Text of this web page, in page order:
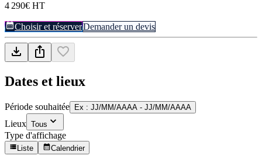
4 290€ HT
Choisir et réserverDemander un devis
Dates et lieux
Période souhaitée Ex : JJ/MM/AAAA - JJ/MM/AAAA
Lieux Tous
Type d'affichage
Liste Calendrier